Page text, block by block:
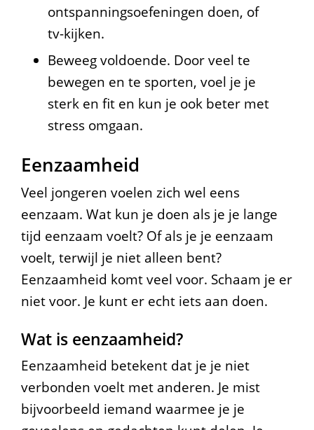
ontspanningsoefeningen doen, of
tv-kijken.
Beweeg voldoende. Door veel te
bewegen en te sporten, voel je je
sterk en fit en kun je ook beter met
stress omgaan.
Eenzaamheid
Veel jongeren voelen zich wel eens
eenzaam. Wat kun je doen als je je lange
tijd eenzaam voelt? Of als je je eenzaam
voelt, terwijl je niet alleen bent?
Eenzaamheid komt veel voor. Schaam je er
niet voor. Je kunt er echt iets aan doen.
Wat is eenzaamheid?
Eenzaamheid betekent dat je je niet
verbonden voelt met anderen. Je mist
bijvoorbeeld iemand waarmee je je